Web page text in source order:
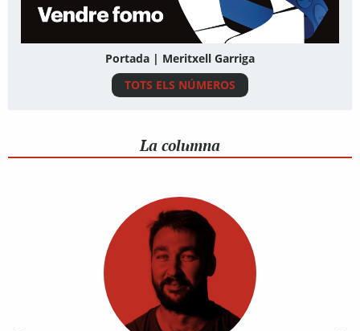
Portada | Meritxell Garriga
TOTS ELS NÚMEROS
La columna